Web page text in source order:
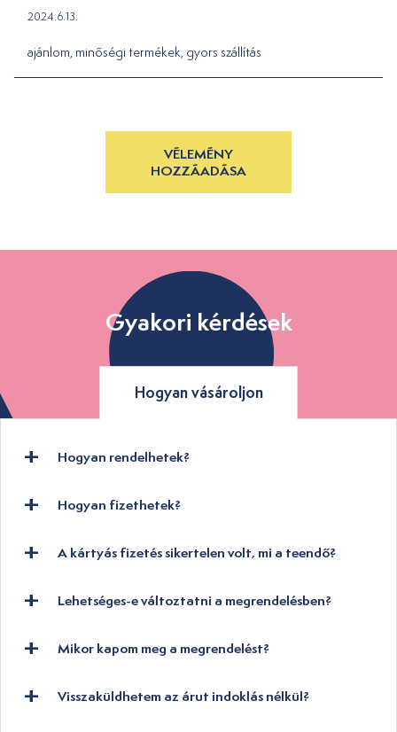
2024.6.13.
ajánlom, minőségi termékek, gyors szállítás
VÉLEMÉNY
HOZZÁADÁSA
Gyakori kérdések
Hogyan vásároljon
Hogyan rendelhetek?
Hogyan fizethetek?
A kártyás fizetés sikertelen volt, mi a teendő?
Lehetséges-e változtatni a megrendelésben?
Mikor kapom meg a megrendelést?
Visszaküldhetem az árut indoklás nélkül?